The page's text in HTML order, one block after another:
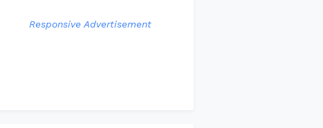
Responsive Advertisement